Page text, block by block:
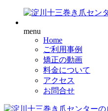
menu
Home
ご利用事例
矯正の動画
料金について
アクセス
お問合せ